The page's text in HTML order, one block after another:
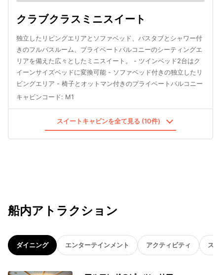
クラブクラスミニスイート
独立したリビングエリアとソファベッド、バスタブとシャワー付
きのフルバスルーム、プライベートバルコニーのシーティングエ
リアを備えた広々としたミニスイート。 - ツインベッド2台はク
イーンサイズベッドに変換可能 - ソファベッド付きの独立したリ
ビングエリア - 椅子とオットマン付きのプライベートバルコニー
キャビンコード: M1
スイートキャビンを全て見る (10件)
船内アトラクション
ダイニング エンターテインメント アクティビティ ス